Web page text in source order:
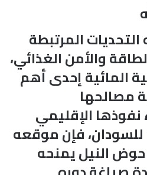
المرتبطة
والأمن الغذائي،
المائية إحدى أهم
مصالحها
نفوذها الإقليمي
للسودان، فإن موقعه
النيل يمنحه